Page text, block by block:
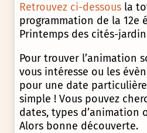
Retrouvez ci-dessousla
programmation de la 12e
Printemps des cités-
Pour trouver l’animation
vous intéresse ou les
pour une date
simple ! Vous pouvez
dates, types d’animation
Alors bonne découverte.